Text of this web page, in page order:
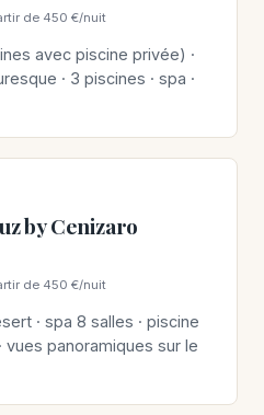
de 450 €/nuit
avec piscine privée) ·
· 3 piscines · spa ·
by Cenizaro
de 450 €/nuit
· spa 8 salles · piscine
panoramiques sur le